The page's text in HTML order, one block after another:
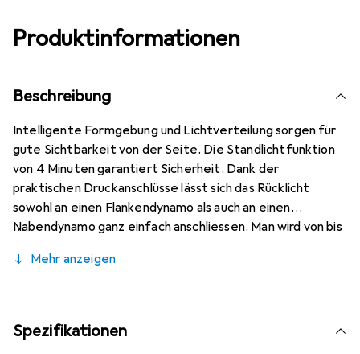
Produktinformationen
Beschreibung
Intelligente Formgebung und Lichtverteilung sorgen für
gute Sichtbarkeit von der Seite. Die Standlichtfunktion
von 4 Minuten garantiert Sicherheit. Dank der
praktischen Druckanschlüsse lässt sich das Rücklicht
sowohl an einen Flankendynamo als auch an einen
Nabendynamo ganz einfach anschliessen. Man wird von bis
zugelassen.
Mehr anzeigen
Spezifikationen